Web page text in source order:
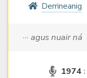
Derrineanig
··· agus nuair ná
1974 :